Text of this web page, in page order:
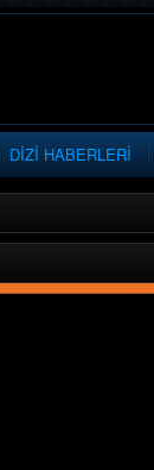
DİZİ HABERLERİ